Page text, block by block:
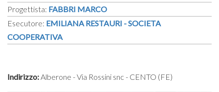
Progettista: FABBRI MARCO
Esecutore: EMILIANA RESTAURI - SOCIETA
COOPERATIVA
Indirizzo:Alberone - Via Rossini snc - CENTO (FE)